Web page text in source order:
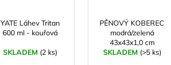
YATE Láhev Tritan
600 ml - kouřová
SKLADEM (2 ks)
PĚNOVÝ KOBEREC
modrá/zelená
43x43x1,0 cm
SKLADEM (>5 ks)